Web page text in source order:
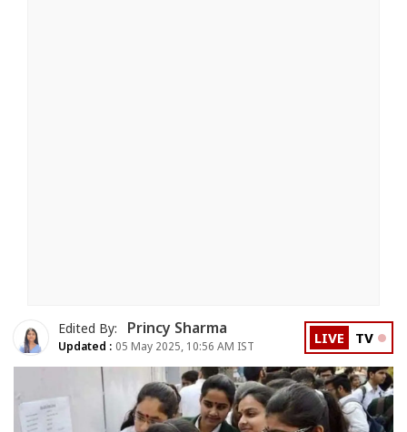
Edited By: Princy Sharma
Updated : 05 May 2025, 10:56 AM IST LIVE TV